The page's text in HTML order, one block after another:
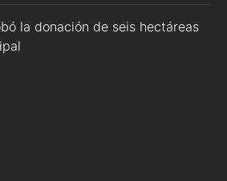
la donación de seis hectáreas